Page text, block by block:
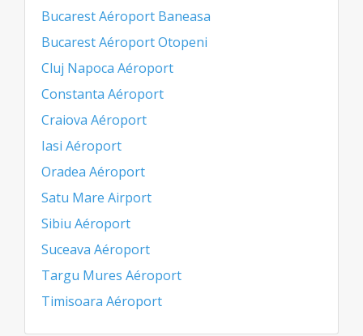
Bucarest Aéroport Baneasa
Bucarest Aéroport Otopeni
Cluj Napoca Aéroport
Constanta Aéroport
Craiova Aéroport
Iasi Aéroport
Oradea Aéroport
Satu Mare Airport
Sibiu Aéroport
Suceava Aéroport
Targu Mures Aéroport
Timisoara Aéroport